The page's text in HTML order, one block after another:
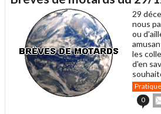
29
nous
ou
les
d'en
Pratique
0